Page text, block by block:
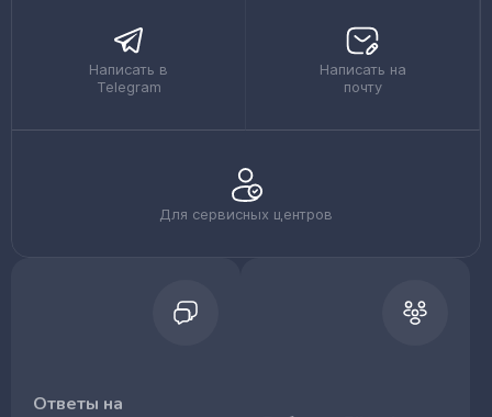
Написать в
Telegram
Написать на
почту
Для сервисных центров
Ответы на